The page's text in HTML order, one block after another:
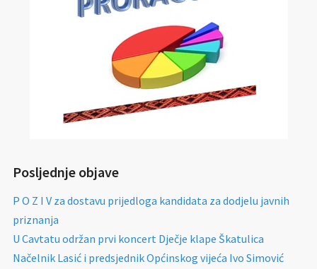
Posljednje objave
P O Z I V za dostavu prijedloga kandidata za dodjelu javnih
priznanja
U Cavtatu održan prvi koncert Dječje klape Škatulica
Načelnik Lasić i predsjednik Općinskog vijeća Ivo Simović